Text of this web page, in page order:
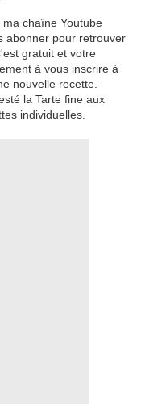
chaîne Youtube
abonner pour retrouver
gratuit et votre
à vous inscrire à
nouvelle recette.
la Tarte fine aux
individuelles.